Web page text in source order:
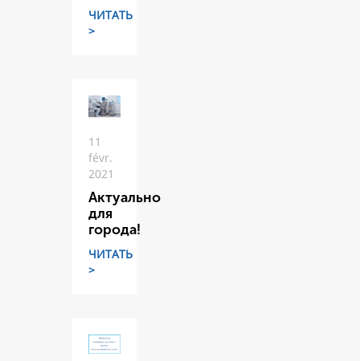
ЧИТАТЬ
>
11
févr.
2021
Актуально
для
города!
ЧИТАТЬ
>